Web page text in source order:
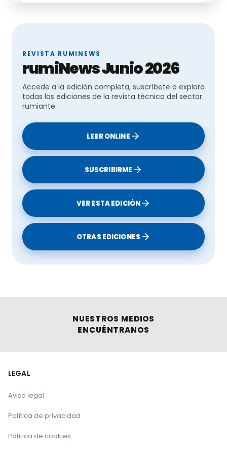
REVISTA RUMINEWS
rumiNews Junio 2026
Accede a la edición completa, suscríbete o explora
todas las ediciones de la revista técnica del sector
rumiante.
LEER ONLINE
SUSCRIBIRME
VER ESTA EDICIÓN
OTRAS EDICIONES
NUESTROS MEDIOS
ENCUÉNTRANOS
LEGAL
Aviso legal
Política de privacidad
Política de cookies